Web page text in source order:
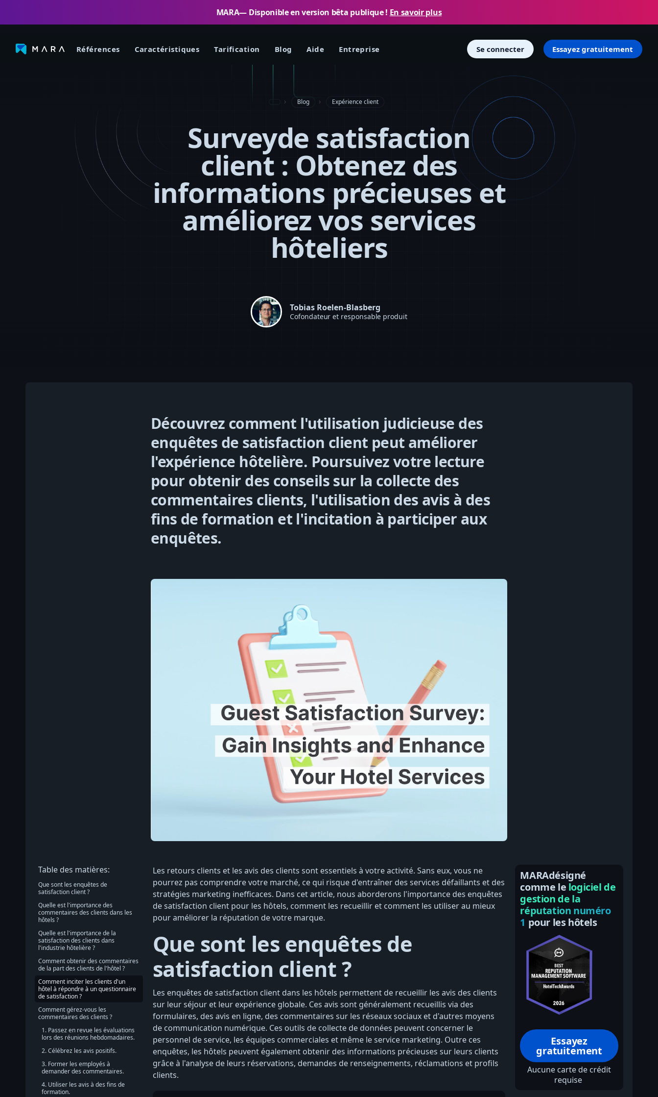
MARA— Disponible en version bêta publique ! En savoir plus
Références Caractéristiques Tarification Blog Aide Entreprise Se connecter Essayez gratuitement
Blog Expérience client
Surveyde satisfaction
client : Obtenez des
informations précieuses et
améliorez vos services
hôteliers
Tobias Roelen-Blasberg
Cofondateur et responsable produit
Découvrez comment l'utilisation judicieuse des
enquêtes de satisfaction client peut améliorer
l'expérience hôtelière. Poursuivez votre lecture
pour obtenir des conseils sur la collecte des
commentaires clients, l'utilisation des avis à des
fins de formation et l'incitation à participer aux
enquêtes.
Table des matières:
Que sont les enquêtes de
satisfaction client ?
Quelle est l'importance des
commentaires des clients dans les
hôtels ?
Quelle est l'importance de la
satisfaction des clients dans
l'industrie hôtelière ?
Comment obtenir des commentaires
de la part des clients de l'hôtel ?
Comment inciter les clients d'un
hôtel à répondre à un questionnaire
de satisfaction ?
Comment gérez-vous les
commentaires des clients ?
1. Passez en revue les évaluations
lors des réunions hebdomadaires.
2. Célébrez les avis positifs.
3. Former les employés à
demander des commentaires.
4. Utiliser les avis à des fins de
formation.
Les retours clients et les avis des clients sont essentiels à votre activité. Sans eux, vous ne
pourrez pas comprendre votre marché, ce qui risque d'entraîner des services défaillants et des
stratégies marketing inefficaces. Dans cet article, nous aborderons l'importance des enquêtes
de satisfaction client pour les hôtels, comment les recueillir et comment les utiliser au mieux
pour améliorer la réputation de votre marque.
Que sont les enquêtes de
satisfaction client ?
Les enquêtes de satisfaction client dans les hôtels permettent de recueillir les avis des clients
sur leur séjour et leur expérience globale. Ces avis sont généralement recueillis via des
formulaires, des avis en ligne, des commentaires sur les réseaux sociaux et d'autres moyens
de communication numérique. Ces outils de collecte de données peuvent concerner le
personnel de service, les équipes commerciales et même le service marketing. Outre ces
enquêtes, les hôtels peuvent également obtenir des informations précieuses sur leurs clients
grâce à l'analyse de leurs réservations, demandes de renseignements, réclamations et profils
clients.
MARAdésigné
comme le logiciel de
gestion de la
réputation numéro
1 pour les hôtels
Essayez
gratuitement
Aucune carte de crédit
requise